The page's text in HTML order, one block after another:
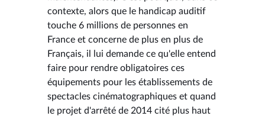
contexte, alors que le handicap auditif
touche 6 millions de personnes en
France et concerne de plus en plus de
Français, il lui demande ce qu'elle entend
faire pour rendre obligatoires ces
équipements pour les établissements de
spectacles cinématographiques et quand
le projet d'arrêté de 2014 cité plus haut